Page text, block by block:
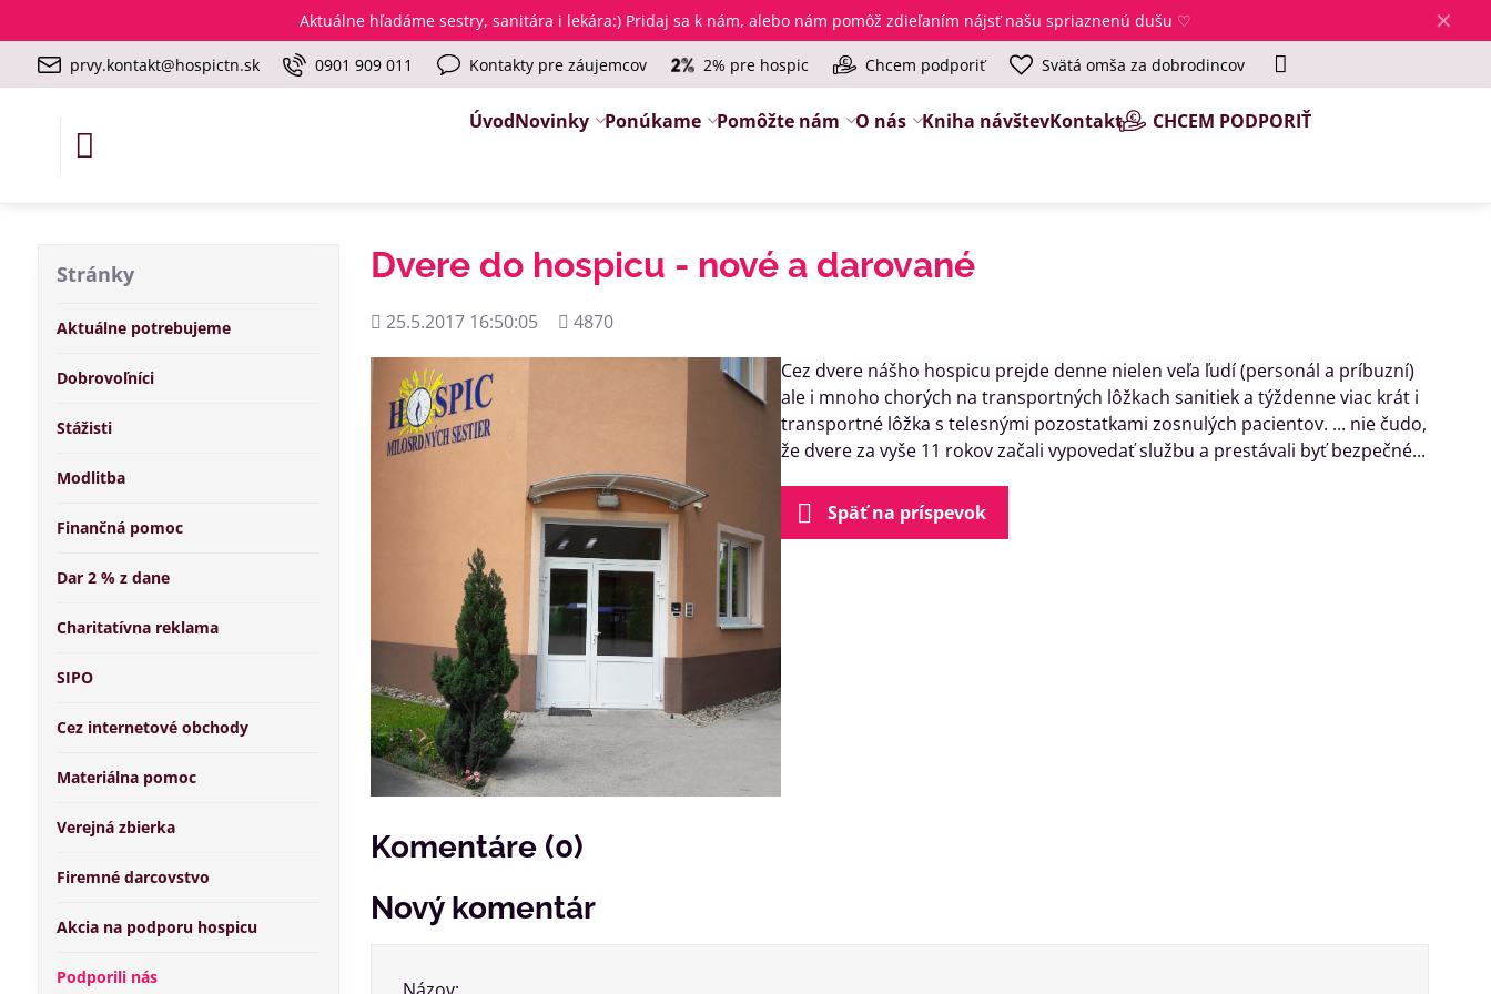
✕
Aktuálne hľadáme sestry, sanitára i lekára:) Pridaj sa k nám, alebo nám pomôž zdieľaním nájsť našu spriaznenú dušu ♡
prvy.kontakt@hospictn.sk 0901 909 011 Kontakty pre záujemcov 2% pre hospic Chcem podporiť Svätá omša za dobrodincov
ÚvodNovinky Ponúkame Pomôžte nám O nás Kniha návštevKontakt CHCEM PODPORIŤ
Dvere do hospicu - nové a darované
Pridané
25.5.2017 16:50:05
Počet
4870
Cez dvere nášho hospicu prejde denne nielen veľa ľudí (personál a príbuzní)
ale i mnoho chorých na transportných lôžkach sanitiek a týždenne viac krát i
transportné lôžka s telesnými pozostatkami zosnulých pacientov. ... nie čudo,
že dvere za vyše 11 rokov začali vypovedať službu a prestávali byť bezpečné...
Späť na príspevok
Komentáre (0)
Nový komentár
Stránky
Aktuálne potrebujeme
Dobrovoľníci
Stážisti
Modlitba
Finančná pomoc
Dar 2 % z dane
Charitatívna reklama
SIPO
Cez internetové obchody
Materiálna pomoc
Verejná zbierka
Firemné darcovstvo
Akcia na podporu hospicu
Podporili nás